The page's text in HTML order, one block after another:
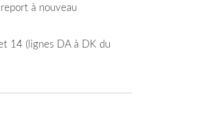
à nouveau
14 (lignes DA à DK du